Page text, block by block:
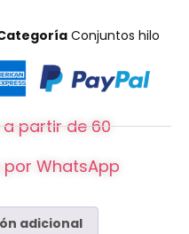
Conjuntos hilo
partir de 60
WhatsApp
adicional